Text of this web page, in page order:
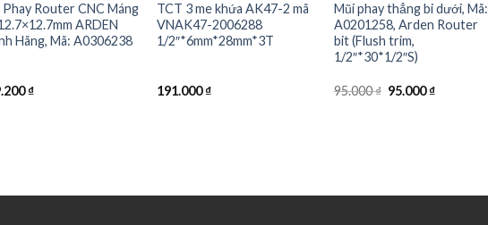
Phay Router CNC Máng
ARDEN
Hãng, Mã: A0306238
₫
TCT 3 me khứa AK47-2 mã
VNAK47-2006288
1/2″*6mm*28mm*3T
191.000₫
Mũi phay thẳng bi dưới, Mã:
A0201258, Arden Router
bit (Flush trim,
1/2″*30*1/2″S)
95.000₫ Original
95.000₫Current